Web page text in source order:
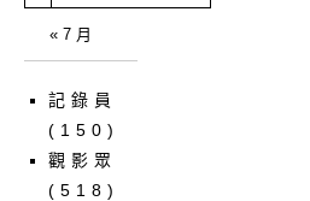
« 7 月
記錄員
(150)
觀影眾
(518)